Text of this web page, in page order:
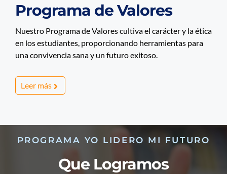
Programa de Valores
Nuestro Programa de Valores cultiva el carácter y la ética
en los estudiantes, proporcionando herramientas para
una convivencia sana y un futuro exitoso.
Leer más
PROGRAMA YO LIDERO MI FUTURO
Que Logramos